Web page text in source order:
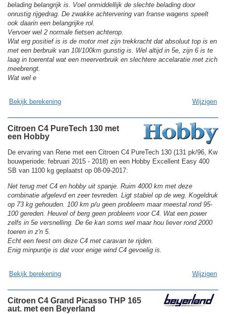
belading belangrijk is. Voel onmiddellijk de slechte belading door
onrustig rijgedrag. De zwakke achtervering van franse wagens speelt
ook daarin een belangrijke rol.
Vervoer wel 2 normale fietsen achterop.
Wat erg positief is is de motor met zijn trekkracht dat absoluut top is en
met een berbruik van 10l/100km gunstig is. Wel altijd in 5e, zijn 6 is te
laag in toerental wat een meerverbruik en slechtere accelaratie met zich
meebrengt.
Wat wel e
Bekijk berekening Wijzigen
Citroen C4 PureTech 130 met
een Hobby
De ervaring van Rene met een Citroen C4 PureTech 130 (131 pk/96, Kw
bouwperiode: februari 2015 - 2018) en een Hobby Excellent Easy 400
SB van 1100 kg geplaatst op 08-09-2017:
Net terug met C4 en hobby uit spanje. Ruim 4000 km met deze
combinatie afgelevd en zeer tevreden. Ligt stabiel op de weg. Kogeldruk
op 73 kg gehouden. 100 km p/u geen probleem maar meestal rond 95-
100 gereden. Heuvel of berg geen probleem voor C4. Wat een power
zelfs in 5e versnelling. De 6e kan soms wel maar hou liever rond 2000
toeren in z'n 5.
Echt een feest om deze C4 met caravan te rijden.
Enig minpuntje is dat voor enige wind C4 gevoelig is.
Bekijk berekening Wijzigen
Citroen C4 Grand Picasso THP 165
aut. met een Beyerland